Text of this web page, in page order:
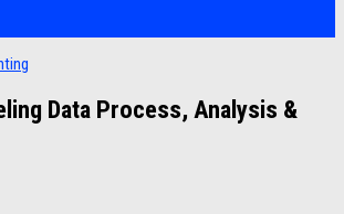
Data Process, Analysis &